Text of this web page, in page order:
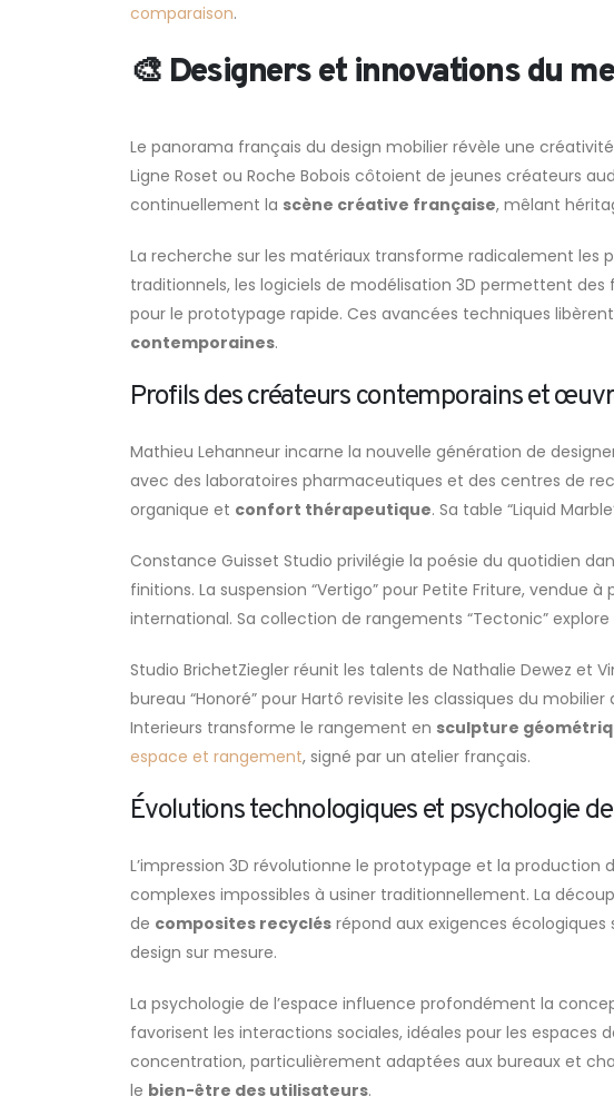
comparaison.
🎨 Designers et innovations du
Le panorama français du design mobilier révèle une
Ligne Roset ou Roche Bobois côtoient de jeunes créateurs
continuellement la scène créative française, mêlant
La recherche sur les matériaux transforme radicalement les
traditionnels, les logiciels de modélisation 3D permettent
pour le prototypage rapide. Ces avancées techniques
contemporaines.
Profils des créateurs contemporains et
Mathieu Lehanneur incarne la nouvelle génération de
avec des laboratoires pharmaceutiques et des centres de
organique et confort thérapeutique. Sa table “Liquid
Constance Guisset Studio privilégie la poésie du quotidien
finitions. La suspension “Vertigo” pour Petite Friture, vendue
international. Sa collection de rangements “Tectonic” explore
Studio BrichetZiegler réunit les talents de Nathalie Dewez et
bureau “Honoré” pour Hartô revisite les classiques du
Interieurs transforme le rangement en sculpture
espace et rangement, signé par un atelier français.
Évolutions technologiques et psychologie de
L’impression 3D révolutionne le prototypage et la
complexes impossibles à usiner traditionnellement. La
de composites recyclés répond aux exigences
design sur mesure.
La psychologie de l’espace influence profondément la
favorisent les interactions sociales, idéales pour les
concentration, particulièrement adaptées aux bureaux et
le bien-être des utilisateurs.